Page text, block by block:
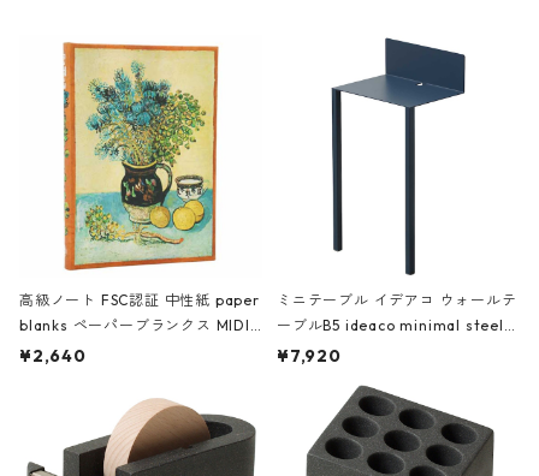
高級ノート FSC認証 中性紙 paper
blanks ペーパーブランクス MIDI
ハードカバー 罫線 ヴァン・ゴッホ
¥2,640
ミニテーブル イデアコ ウォールテ
ーブルB5 ideaco minimal steel f
urniture WALL Table B5 ネイビー
¥7,920